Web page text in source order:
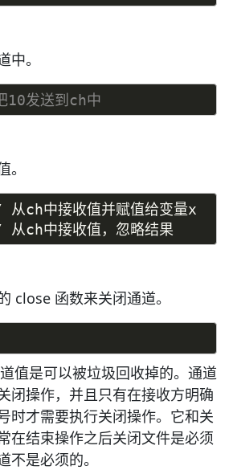
中。
发送到ch中
中接收值并赋值给变量x
中接收值，忽略结果
close 函数来关闭通道。
值是可以被垃圾回收掉的。通道
闭操作，并且只有在接收方明确
时才需要执行关闭操作。它和关
在结束操作之后关闭文件是必须
不是必须的。